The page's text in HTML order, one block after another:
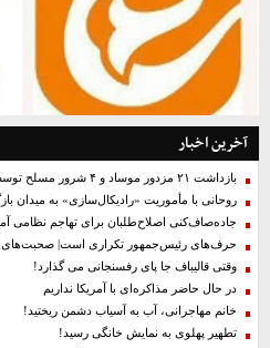
آخرین اخبار
بازداشت ۲۱ مزدور موساد و ۴ شرور مسلح توسط وزارت اطلاعات
روحانی با مأموریت «رادیکال‌سازی» به میدان
جاده‌صاف‌کنی اصلاح‌طلبان برای تهاجم نظامی
حرف‌های رئیس‌جمهور تکراری است| صحبت‌های
وقتی قالیباف جا پای رفسنجانی می گذارد!
در حال حاضر مذاکره‌ای با آمریکا نداریم
خانم مهاجرانی، آب به آسیاب دشمن ریختید!
تطهیر پهلوی به نمایش خانگی رسید!